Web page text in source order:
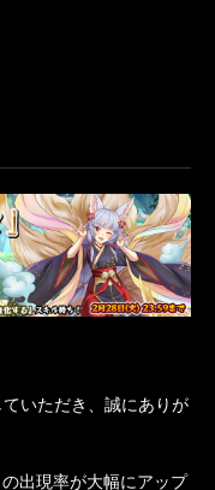
ていただき、誠にありが
の出現率が大幅にアップ